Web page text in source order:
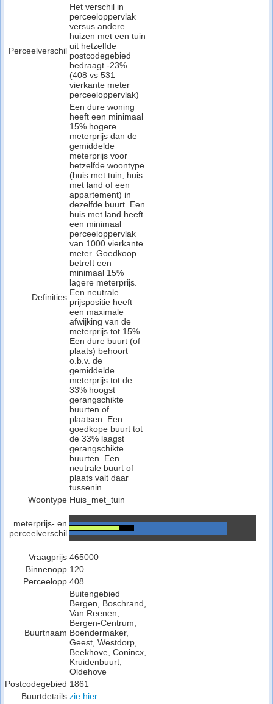
Perceelverschil
Het verschil in
perceeloppervlak
versus andere
huizen met een tuin
uit hetzelfde
postcodegebied
bedraagt -23%.
(408 vs 531
vierkante meter
perceeloppervlak)
Definities
Een dure woning
heeft een minimaal
15% hogere
meterprijs dan de
gemiddelde
meterprijs voor
hetzelfde woontype
(huis met tuin, huis
met land of een
appartement) in
dezelfde buurt. Een
huis met land heeft
een minimaal
perceeloppervlak
van 1000 vierkante
meter. Goedkoop
betreft een
minimaal 15%
lagere meterprijs.
Een neutrale
prijspositie heeft
een maximale
afwijking van de
meterprijs tot 15%.
Een dure buurt (of
plaats) behoort
o.b.v. de
gemiddelde
meterprijs tot de
33% hoogst
gerangschikte
buurten of
plaatsen. Een
goedkope buurt tot
de 33% laagst
gerangschikte
buurten. Een
neutrale buurt of
plaats valt daar
tussenin.
Woontype Huis_met_tuin
meterprijs- en
perceelverschil
Vraagprijs 465000
Binnenopp 120
Perceelopp 408
Buurtnaam
Buitengebied
Bergen, Boschrand,
Van Reenen,
Bergen-Centrum,
Boendermaker,
Geest, Westdorp,
Beekhove, Conincx,
Kruidenbuurt,
Oldehove
Postcodegebied 1861
Buurtdetails zie hier